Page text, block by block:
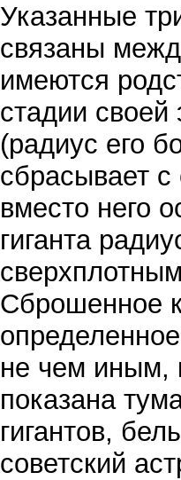
Указанные
связаны
имеются
стадии своей
(радиус его
сбрасывает
вместо него
гиганта
Сброшенное
не чем иным,
показана
гигантов,
советский